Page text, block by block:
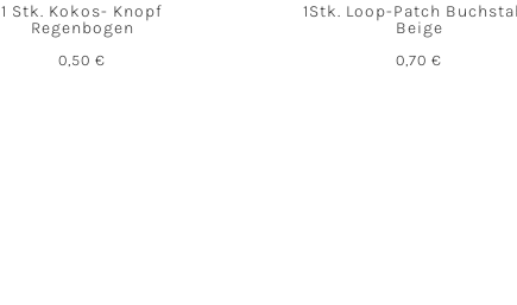
1 Stk. Kokos- Knopf
Regenbogen
0,50€
1Stk. Loop-Patch
Beige
0,70€